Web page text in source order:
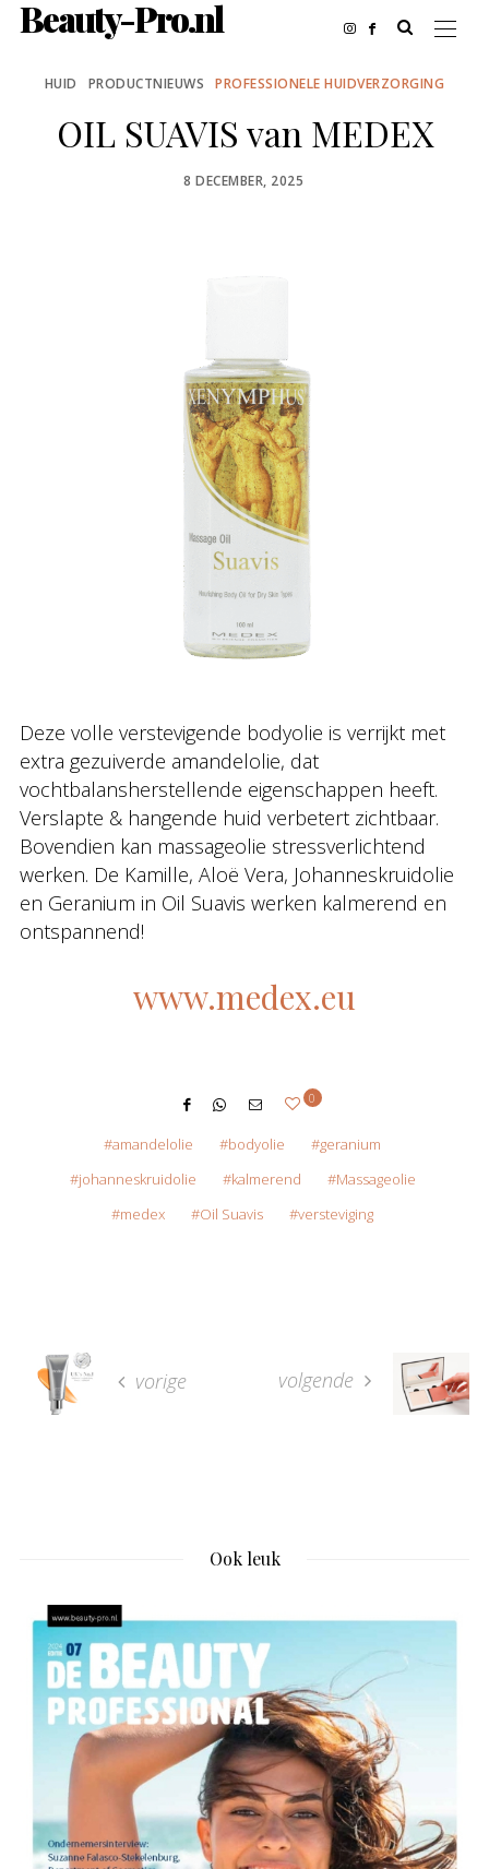
Beauty-Pro.nl
HUID PRODUCTNIEUWS PROFESSIONELE HUIDVERZORGING
OIL SUAVIS van MEDEX
POSTED
8 DECEMBER, 2025
Deze volle verstevigende bodyolie is verrijkt met
extra gezuiverde amandelolie, dat
vochtbalansherstellende eigenschappen heeft.
Verslapte & hangende huid verbetert zichtbaar.
Bovendien kan massageolie stressverlichtend
werken. De Kamille, Aloë Vera, Johanneskruidolie
en Geranium in Oil Suavis werken kalmerend en
ontspannend!
www.medex.eu
0
amandelolie bodyolie
geranium
johanneskruidolie
kalmerend
Massageolie
medex
Oil Suavis versteviging
vorige volgende
Ook leuk